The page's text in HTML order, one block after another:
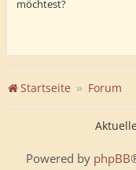
möchtest?
Startseite Forum
Powered by phpBB